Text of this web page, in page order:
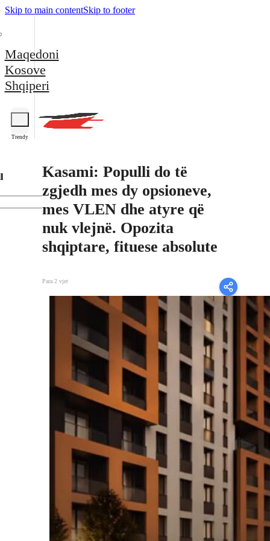
Skip to main contentSkip to footer
Maqedoni
Kosove
Shqiperi
Trendy
Kasami: Populli do të
zgjedh mes dy opsioneve,
mes VLEN dhe atyre që
nuk vlejnë. Opozita
shqiptare, fituese absolute
Para 2 vjet